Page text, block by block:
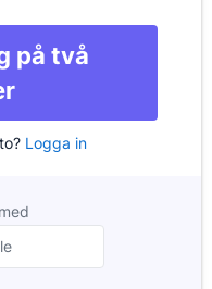
på två
Logga in